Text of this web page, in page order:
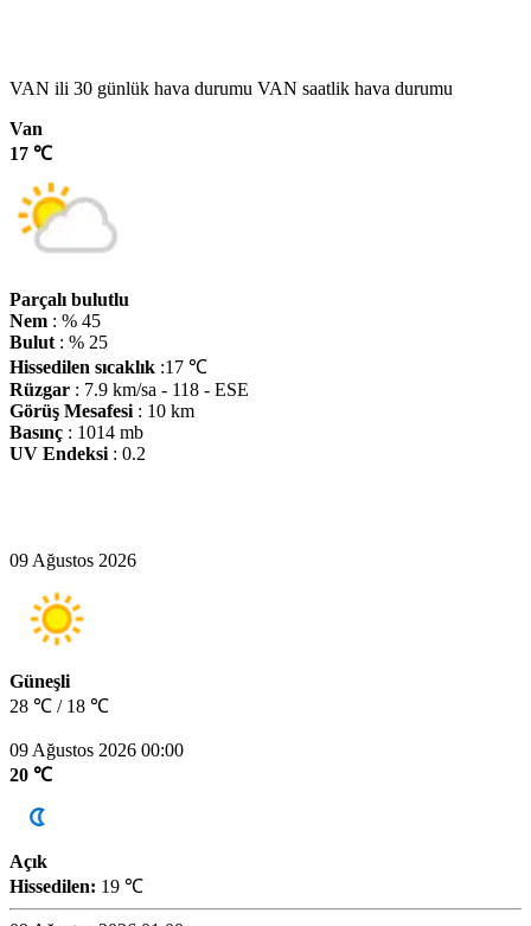
VAN ili 30 günlük hava durumu VAN saatlik hava durumu
Van
17 ℃
Parçalı bulutlu
Nem : % 45
Bulut : % 25
Hissedilen sıcaklık :17 ℃
Rüzgar : 7.9 km/sa - 118 - ESE
Görüş Mesafesi : 10 km
Basınç : 1014 mb
UV Endeksi : 0.2
09 Ağustos 2026
Güneşli
28 ℃ / 18 ℃
09 Ağustos 2026 00:00
20 ℃
Açık
Hissedilen: 19 ℃